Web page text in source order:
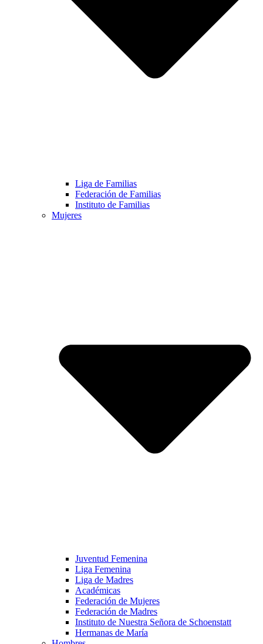
Liga de Familias
Federación de Familias
Instituto de Familias
Mujeres
Juventud Femenina
Liga Femenina
Liga de Madres
Académicas
Federación de Mujeres
Federación de Madres
Instituto de Nuestra Señora de Schoenstatt
Hermanas de María